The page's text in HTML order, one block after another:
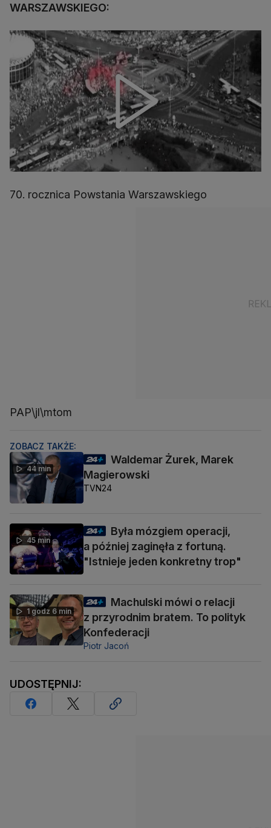
WARSZAWSKIEGO:
70. rocznica Powstania Warszawskiego
PAP\jl\mtom
ZOBACZ TAKŻE:
44 min
Waldemar Żurek, Marek
Magierowski
TVN24
45 min
Była mózgiem operacji,
a później zaginęła z fortuną.
"Istnieje jeden konkretny trop"
1 godz 6 min
Machulski mówi o relacji
z przyrodnim bratem. To polityk
Konfederacji
Piotr Jacoń
UDOSTĘPNIJ: